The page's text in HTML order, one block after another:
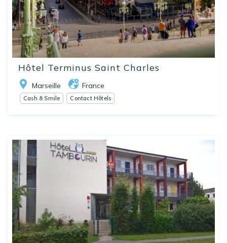
Hôtel Terminus Saint Charles
Marseille France
Cash & Smile Contact Hôtels